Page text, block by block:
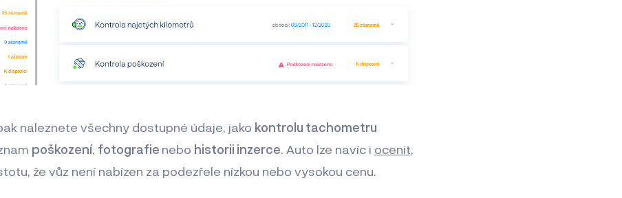
naleznete všechny dostupné údaje, jako kontrolu tachometru
poškození, fotografie nebo historii inzerce. Auto lze navíc i ocenit,
že vůz není nabízen za podezřele nízkou nebo vysokou cenu.